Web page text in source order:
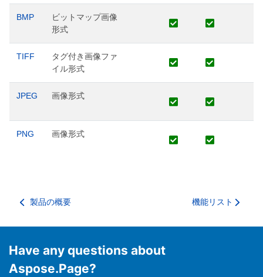
BMP
ビットマップ画像
形式
TIFF
タグ付き画像ファ
イル形式
JPEG 画像形式
PNG 画像形式
製品の概要 機能リスト
Have any questions about
Aspose.Page?